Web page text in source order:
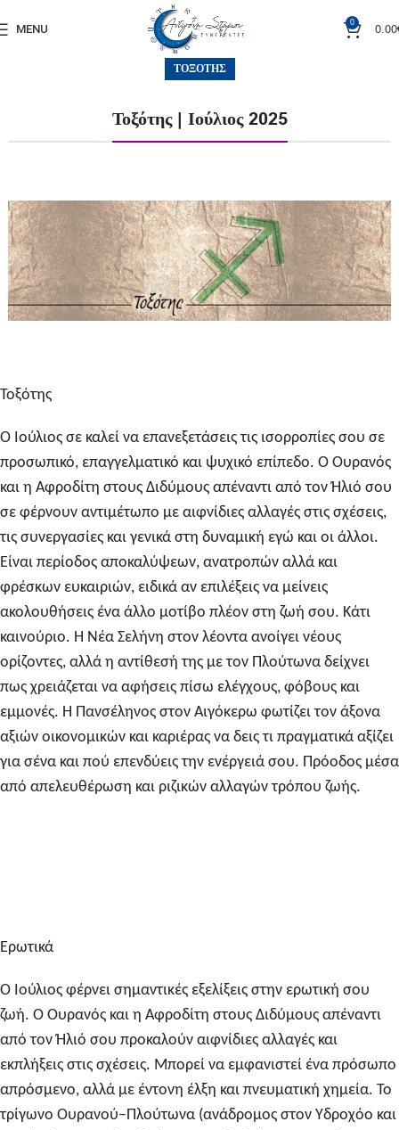
MENU
0 0.00
ΤΟΞΌΤΗΣ
Τοξότης | Ιούλιος 2025
Τοξότης
Ο Ιούλιος σε καλεί να επανεξετάσεις τις ισορροπίες σου σε
προσωπικό, επαγγελματικό και ψυχικό επίπεδο. Ο Ουρανός
και η Αφροδίτη στους Διδύμους απέναντι από τον Ήλιό σου
σε φέρνουν αντιμέτωπο με αιφνίδιες αλλαγές στις σχέσεις,
τις συνεργασίες και γενικά στη δυναμική εγώ και οι άλλοι.
Είναι περίοδος αποκαλύψεων, ανατροπών αλλά και
φρέσκων ευκαιριών, ειδικά αν επιλέξεις να μείνεις
ακολουθήσεις ένα άλλο μοτίβο πλέον στη ζωή σου. Κάτι
καινούριο. Η Νέα Σελήνη στον λέοντα ανοίγει νέους
ορίζοντες, αλλά η αντίθεσή της με τον Πλούτωνα δείχνει
πως χρειάζεται να αφήσεις πίσω ελέγχους, φόβους και
εμμονές. Η Πανσέληνος στον Αιγόκερω φωτίζει τον άξονα
αξιών οικονομικών και καριέρας να δεις τι πραγματικά αξίζει
για σένα και πού επενδύεις την ενέργειά σου. Πρόοδος μέσα
από απελευθέρωση και ριζικών αλλαγών τρόπου ζωής.
Ερωτικά
Ο Ιούλιος φέρνει σημαντικές εξελίξεις στην ερωτική σου
ζωή. Ο Ουρανός και η Αφροδίτη στους Διδύμους απέναντι
από τον Ήλιό σου προκαλούν αιφνίδιες αλλαγές και
εκπλήξεις στις σχέσεις. Μπορεί να εμφανιστεί ένα πρόσωπο
απρόσμενο, αλλά με έντονη έλξη και πνευματική χημεία. Το
τρίγωνο Ουρανού–Πλούτωνα (ανάδρομος στον Υδροχόο και